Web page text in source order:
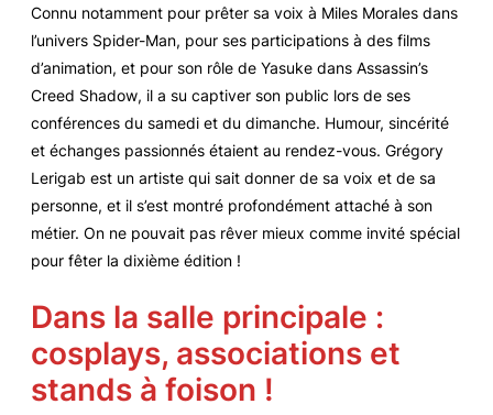
Connu notamment pour prêter sa voix à Miles Morales dans
l’univers Spider-Man, pour ses participations à des films
d’animation, et pour son rôle de Yasuke dans Assassin’s
Creed Shadow, il a su captiver son public lors de ses
conférences du samedi et du dimanche. Humour, sincérité
et échanges passionnés étaient au rendez-vous. Grégory
Lerigab est un artiste qui sait donner de sa voix et de sa
personne, et il s’est montré profondément attaché à son
métier. On ne pouvait pas rêver mieux comme invité spécial
pour fêter la dixième édition !
Dans la salle principale :
cosplays, associations et
stands à foison !